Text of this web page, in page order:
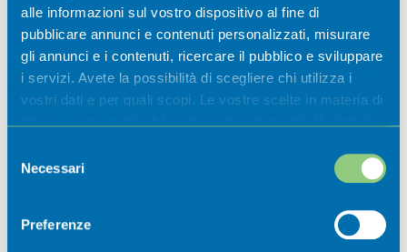
alle informazioni sul vostro dispositivo al fine di
pubblicare annunci e contenuti personalizzati, misurare
gli annunci e i contenuti, ricercare il pubblico e sviluppare
i servizi. Avete la possibilità di scegliere chi utilizza i
vostri dati e per quali scopi. Le vostre scelte in materia di
modificare o revocare il proprio consenso in qualsiasi
momento dalla Dichiarazione sui cookie o facendo clic
delNecessari
Preferenze
www.museoluzzana.it
–COORDINAMENTO DIDATTICO e
prenotazione gite in Val Cavallina:
contattare Isabella Misso Branca,+39
3333020244 , mido24@libero.it